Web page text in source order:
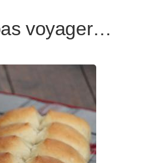
voyager…